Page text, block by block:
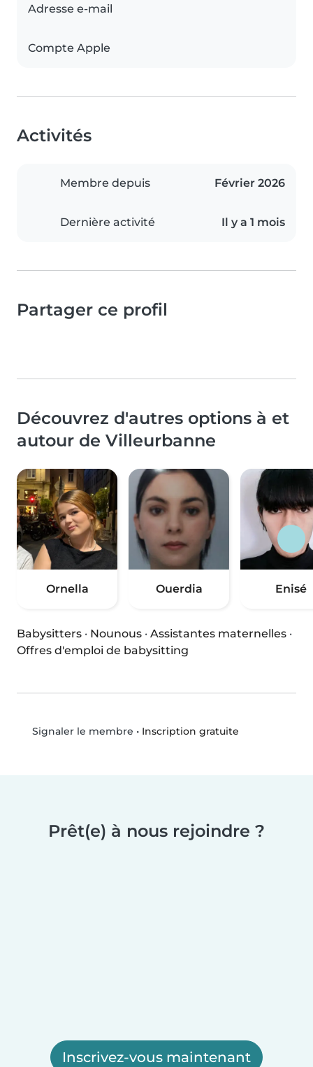
Adresse e-mail
Compte Apple
Activités
Membre depuis Février 2026
Dernière activité Il y a 1 mois
Partager ce profil
Découvrez d'autres options à et
autour de Villeurbanne
Ornella Ouerdia Enisé
Babysitters · Nounous · Assistantes maternelles ·
Offres d'emploi de babysitting
Signaler le membre • Inscription gratuite
Prêt(e) à nous rejoindre ?
Inscrivez-vous maintenant